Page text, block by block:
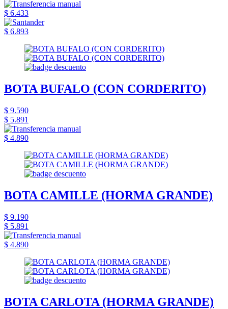
$ 6.433
$ 6.893
BOTA BUFALO (CON CORDERITO)
$ 9.590
$ 5.891
$ 4.890
BOTA CAMILLE (HORMA GRANDE)
$ 9.190
$ 5.891
$ 4.890
BOTA CARLOTA (HORMA GRANDE)